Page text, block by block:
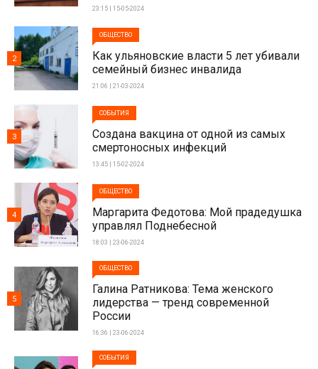
23:15 | 15-05-2024
ОБЩЕСТВО
Как ульяновские власти 5 лет убивали
семейный бизнес инвалида
21:06 | 21-03-2024
2
СОБЫТИЯ
Создана вакцина от одной из самых
смертоносных инфекций
13:45 | 15-02-2024
3
ОБЩЕСТВО
Маргарита Федотова: Мой прадедушка
управлял Поднебесной
18:03 | 23-06-2024
4
ОБЩЕСТВО
Галина Ратникова: Тема женского
лидерства — тренд современной
России
16:36 | 23-06-2024
5
СОБЫТИЯ